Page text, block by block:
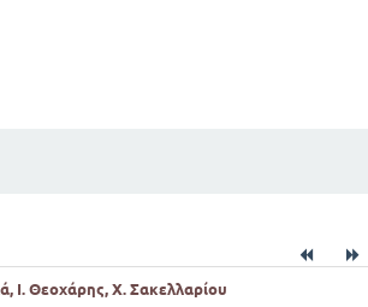
Ι. Θεοχάρης, Χ. Σακελλαρίου